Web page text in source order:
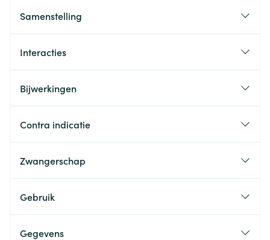
Samenstelling
Interacties
Bijwerkingen
Contra indicatie
Zwangerschap
Gebruik
Gegevens